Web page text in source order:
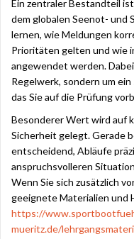
Ein zentraler Bestandteil
dem globalen Seenot- und
lernen, wie Meldungen
Prioritäten gelten und wie
angewendet werden.
Regelwerk, sondern um
das Sie auf die Prüfung
Besonderer Wert wird auf
Sicherheit gelegt. Gerade
entscheidend, Abläufe
anspruchsvolleren
Wenn Sie sich zusätzlich
geeignete Materialien und
https://
mueritz.de/